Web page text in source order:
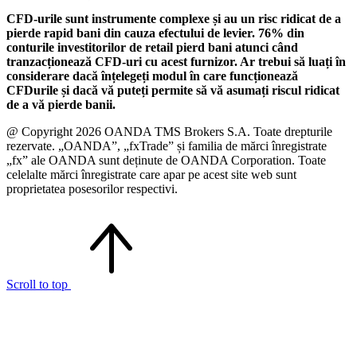
CFD-urile sunt instrumente complexe și au un risc ridicat de a
pierde rapid bani din cauza efectului de levier. 76% din
conturile investitorilor de retail pierd bani atunci când
tranzacționează CFD-uri cu acest furnizor. Ar trebui să luați în
considerare dacă înțelegeți modul în care funcționează
CFDurile și dacă vă puteți permite să vă asumați riscul ridicat
de a vă pierde banii.
@ Copyright 2026 OANDA TMS Brokers S.A. Toate drepturile
rezervate. „OANDA”, „fxTrade” și familia de mărci înregistrate
„fx” ale OANDA sunt deținute de OANDA Corporation. Toate
celelalte mărci înregistrate care apar pe acest site web sunt
proprietatea posesorilor respectivi.
Scroll to top